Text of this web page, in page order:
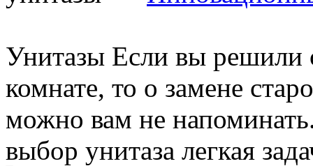
Унитазы Если вы решили
комнате, то о замене
можно вам не
выбор унитаза легкая